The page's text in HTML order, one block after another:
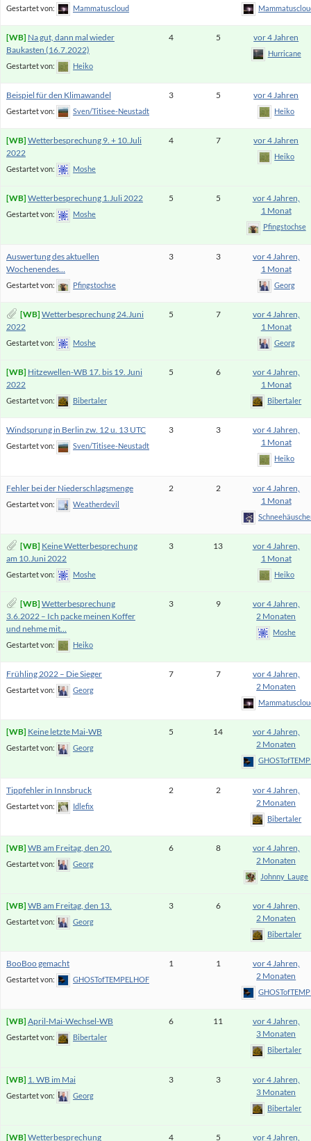
Gestartet von: Mammatuscloud
Na gut, dann mal wieder
Baukasten (16.7.2022)
Gestartet von: Heiko
4 5 vor 4 Jahren
Hurricane
Beispiel für den Klimawandel
Gestartet von: Sven/Titisee-Neustadt
3 5 vor 4 Jahren
Heiko
Wetterbesprechung 9. + 10.Juli
2022
Gestartet von: Moshe
4 7 vor 4 Jahren
Heiko
Wetterbesprechung 1.Juli 2022
Gestartet von: Moshe
5 5
vor 4 Jahren,
1 Monat
Pfingstochse
Auswertung des aktuellen
Wochenendes…
Gestartet von: Pfingstochse
3 3
vor 4 Jahren,
1 Monat
Georg
Wetterbesprechung 24.Juni
2022
Gestartet von: Moshe
5 7
vor 4 Jahren,
1 Monat
Georg
Hitzewellen-WB 17. bis 19. Juni
2022
Gestartet von: Bibertaler
5 6
vor 4 Jahren,
1 Monat
Bibertaler
Windsprung in Berlin zw. 12 u. 13 UTC
Gestartet von: Sven/Titisee-Neustadt
3 3
vor 4 Jahren,
1 Monat
Heiko
Fehler bei der Niederschlagsmenge
Gestartet von: Weatherdevil
2 2
vor 4 Jahren,
1 Monat
Keine Wetterbesprechung
am 10.Juni 2022
Gestartet von: Moshe
3 13
vor 4 Jahren,
1 Monat
Heiko
Wetterbesprechung
3.6.2022 – Ich packe meinen Koffer
und nehme mit…
Gestartet von: Heiko
3 9
vor 4 Jahren,
2 Monaten
Moshe
Frühling 2022 – Die Sieger
Gestartet von: Georg
7 7
vor 4 Jahren,
2 Monaten
Keine letzte Mai-WB
Gestartet von: Georg
5 14
vor 4 Jahren,
2 Monaten
Tippfehler in Innsbruck
Gestartet von: Idlefix
2 2
vor 4 Jahren,
2 Monaten
Bibertaler
WB am Freitag, den 20.
Gestartet von: Georg
6 8
vor 4 Jahren,
2 Monaten
Johnny_Lauge
WB am Freitag, den 13.
Gestartet von: Georg
3 6
vor 4 Jahren,
2 Monaten
Bibertaler
BooBoo gemacht
Gestartet von: GHOSTofTEMPELHOF
1 1
vor 4 Jahren,
2 Monaten
April-Mai-Wechsel-WB
Gestartet von: Bibertaler
6 11
vor 4 Jahren,
3 Monaten
Bibertaler
1. WB im Mai
Gestartet von: Georg
3 3
vor 4 Jahren,
3 Monaten
Bibertaler
Wetterbesprechung
4 5
vor 4 Jahren,